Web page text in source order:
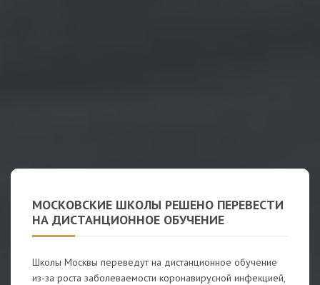
МОСКОВСКИЕ ШКОЛЫ РЕШЕНО ПЕРЕВЕСТИ
НА ДИСТАНЦИОННОЕ ОБУЧЕНИЕ
Школы Москвы переведут на дистанционное обучение
из-за роста заболеваемости коронавирусной инфекцией,